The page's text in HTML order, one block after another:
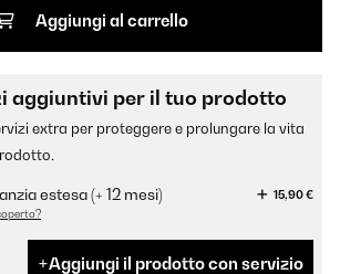
Aggiungi al carrello
aggiuntivi per il tuo prodotto
extra per proteggere e prolungare la vita
estesa (+ 12 mesi)
15,90 €
Aggiungi il prodotto con servizio